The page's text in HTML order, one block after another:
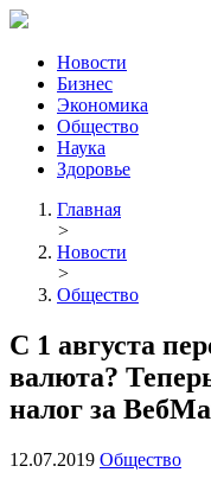
Новости
Бизнес
Экономика
Общество
Наука
Здоровье
Главная
>
Новости
>
Общество
С 1 августа
валюта?
налог за
12.07.2019 Общество